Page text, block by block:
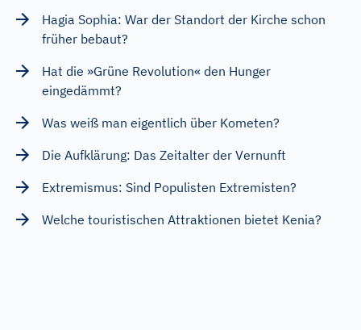
Hagia Sophia: War der Standort der Kirche schon
früher bebaut?
Hat die »Grüne Revolution« den Hunger
eingedämmt?
Was weiß man eigentlich über Kometen?
Die Aufklärung: Das Zeitalter der Vernunft
Extremismus: Sind Populisten Extremisten?
Welche touristischen Attraktionen bietet Kenia?